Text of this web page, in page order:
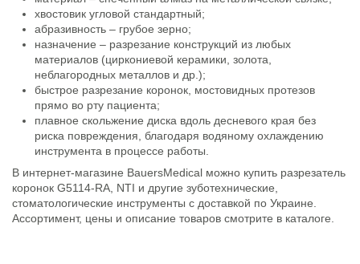
хвостовик угловой стандартный;
абразивность – грубое зерно;
назначение – разрезание конструкций из любых
материалов (циркониевой керамики, золота,
неблагородных металлов и др.);
быстрое разрезание коронок, мостовидных протезов
прямо во рту пациента;
плавное скольжение диска вдоль десневого края без
риска повреждения, благодаря водяному охлаждению
инструмента в процессе работы.
В интернет-магазине ВauersМedical можно купить разрезатель
коронок G5114-RA, NTI и другие зуботехнические,
стоматологические инструменты с доставкой по Украине.
Ассортимент, цены и описание товаров смотрите в каталоге.